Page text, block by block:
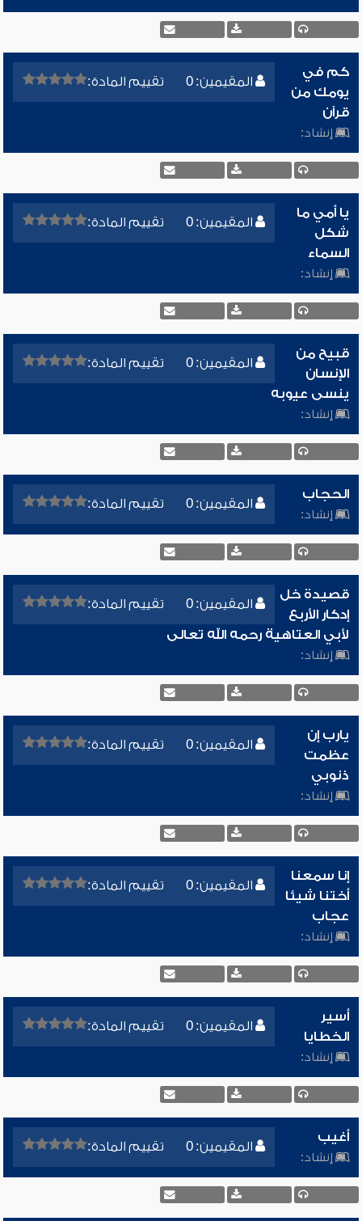
المقيمين: 0 تقييم المادة:
كم في
يومك من
قرآن
إنشاد:
المقيمين: 0 تقييم المادة:
يا أمي ما
شكل
السماء
إنشاد:
المقيمين: 0 تقييم المادة:
قبيح من
الإنسان
ينسى عيوبه
إنشاد:
المقيمين: 0 تقييم المادة:
الحجاب
إنشاد:
المقيمين: 0 تقييم المادة:
قصيدة خل
إدكار الأربع
لأبي العتاهية رحمه الله تعالى
إنشاد:
المقيمين: 0 تقييم المادة:
يارب إن
عظمت
ذنوبي
إنشاد:
المقيمين: 0 تقييم المادة:
إنا سمعنا
أختنا شيئا
عجاب
إنشاد:
المقيمين: 0 تقييم المادة:
أسير
الخطايا
إنشاد:
المقيمين: 0 تقييم المادة:
أغيب
إنشاد: